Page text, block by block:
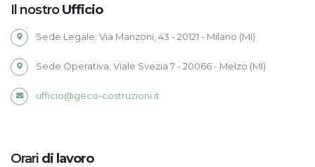
Il nostroUfficio
Sede Legale: Via Manzoni, 43 - 20121 - Milano (MI)
Sede Operativa: Viale Svezia 7 - 20066 - Melzo (MI)
ufficio@geco-costruzioni.it
Orari di lavoro